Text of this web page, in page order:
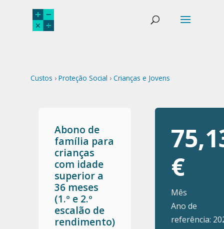
Custos › Proteção Social › Crianças e Jovens
Abono de
família para
crianças
com idade
superior a
36 meses
(1.º e 2.º
escalão de
rendimento)
€
Mês
Ano de
referência: